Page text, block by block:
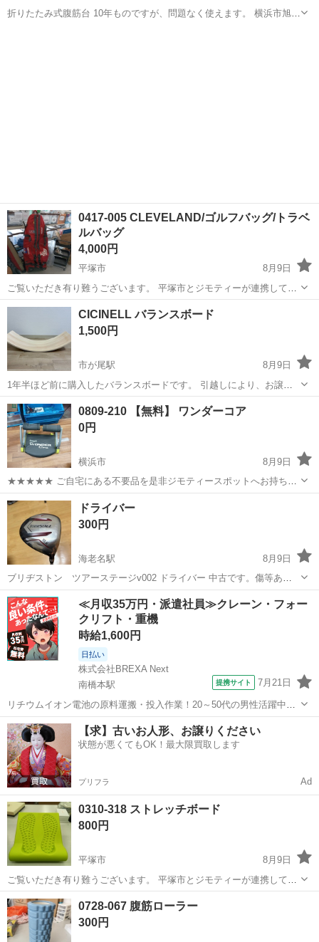
折りたたみ式腹筋台 10年ものですが、問題なく使えます。 横浜市旭区
0417-005 CLEVELAND/ゴルフバッグ/トラベ
ルバッグ
4,000円
平塚市
8月9日
ご覧いただき有り難うございます。 平塚市とジモティーが連携して運
営しています。 粗⼤ごみ等の減量を⽬的にまだ使えるものをリユース
トへお持ち込み...
神奈川 平塚市
CICINELL バランスボード
1,500円
市が尾駅
8月9日
1年半ほど前に購入したバランスボードです。 引越しにより、お譲り
いたします。 平日の夕方以降もしくは土日に、指定のパーキング（横
浜市青葉区市ヶ尾町）まで取りに来てくださる方を優先させていただ
きます。 ■商品名 CICIN...
神奈川 横浜市 フィットネス、トレーニング
天然
0809-210 【無料】 ワンダーコア
0円
横浜市
8月9日
★★★★★ ご自宅にある不要品を是非ジモティースポットへお持ち込
みしませんか？ 家電、趣味・スポーツ・レジャー用品、こども用品、
衣料服飾品、生活雑貨、家具、本、CD・DVDなどが無料でまとめて持
ち込めます！ ※詳細はこ...
神奈川 横浜市 フィットネス、トレーニング
ドライバー
300円
海老名駅
8月9日
ブリヂストン ツアーステージv002 ドライバー 中古です。傷等あり
ますが問題なく使えます。 よろしくお願い致します。
神奈川 海老名市 海老名駅 ゴルフ
≪月収35万円・派遣社員≫クレーン・フォー
クリフト・重機
時給1,600円
日払い
株式会社BREXA Next
南橋本駅
提携サイト 7月21日
リチウムイオン電池の原料運搬・投入作業！20～50代の男性活躍中★
ワンルーム寮完備！赴任旅費会社負担！年間休日130日★フォークリフ
ト免許お持ちの方、活躍中！就業先食堂利用可★《神奈川県相模原
市》 人気の工場のお仕事 ◇電...
神奈川 相模原市 南橋本駅 その他
【求】古いお人形、お譲りください
状態が悪くてもOK！最大限買取します
プリフラ Ad
0310-318 ストレッチボード
800円
平塚市
8月9日
ご覧いただき有り難うございます。 平塚市とジモティーが連携して運
営しています。 粗⼤ごみ等の減量を⽬的にまだ使えるものをリユース
しています。 ★★★★★ ご自宅にある不要品を是非ジモティースポッ
トへお持ち込み...
神奈川 平塚市 スポーツ リユース
0728-067 腹筋ローラー
300円